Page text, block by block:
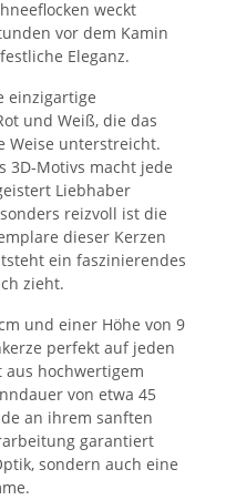
weckt
vor dem Kamin
Eleganz.
einzigartige
und Weiß, die das
Weise unterstreicht.
3D-Motivs macht jede
Liebhaber
reizvoll ist die
dieser Kerzen
ein faszinierendes
zieht.
und einer Höhe von 9
perfekt auf jeden
aus hochwertigem
von etwa 45
an ihrem sanften
garantiert
sondern auch eine